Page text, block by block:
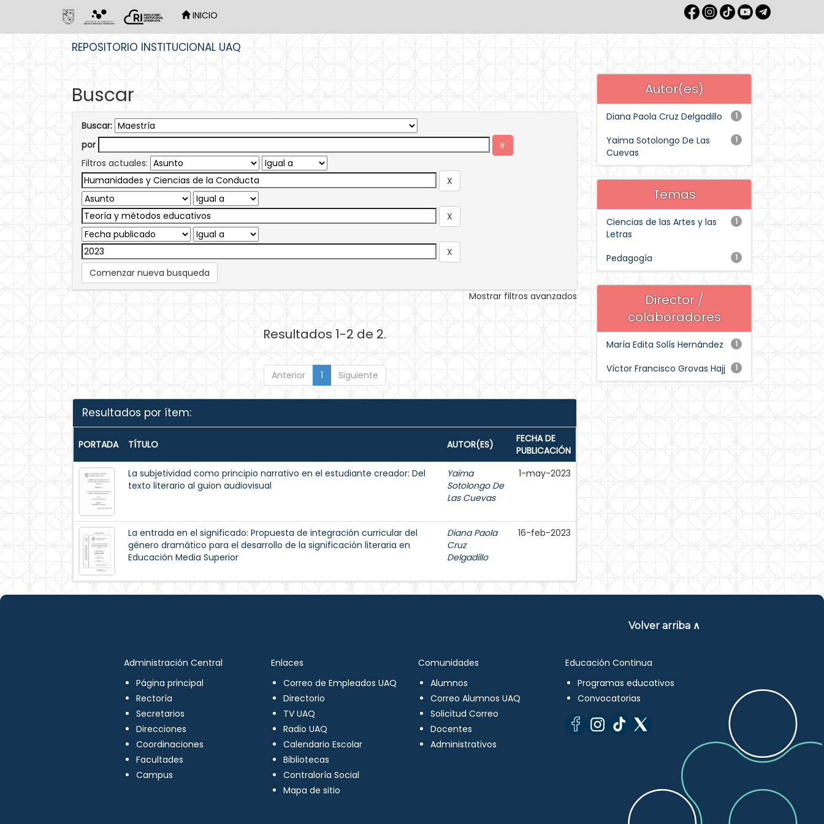
INICIO
REPOSITORIO INSTITUCIONAL UAQ
Buscar
Buscar:
por
Filtros actuales:
Comenzar nueva busqueda
Mostrar filtros avanzados
Resultados 1-2 de 2.
Anterior 1 Siguiente
Resultados por ítem:
PORTADA TÍTULO AUTOR(ES)
FECHA DE
PUBLICACIÓN
La subjetividad como principio narrativo en el estudiante creador: Del
texto literario al guion audiovisual
Yaima
Sotolongo De
Las Cuevas
1-may-2023
La entrada en el significado: Propuesta de integración curricular del
género dramático para el desarrollo de la significación literaria en
Educación Media Superior
Diana Paola
Cruz
Delgadillo
16-feb-2023
Autor(es)
1
Diana Paola Cruz Delgadillo
1
Yaima Sotolongo De Las
Cuevas
Temas
1
Ciencias de las Artes y las
Letras
1
Pedagogía
Director /
colaboradores
1
María Edita Solís Hernández
1
Víctor Francisco Grovas Hajj
Volver arriba ∧
Administración Central
Página principal
Rectoría
Secretarios
Direcciones
Coordinaciones
Facultades
Campus
Enlaces
Correo de Empleados UAQ
Directorio
TV UAQ
Radio UAQ
Calendario Escolar
Bibliotecas
Contraloría Social
Mapa de sitio
Comunidades
Alumnos
Correo Alumnos UAQ
Solicitud Correo
Docentes
Administrativos
Educación Continua
Programas educativos
Convocatorias